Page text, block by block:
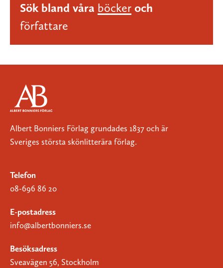
Sök bland våra böcker och
författare
Albert Bonniers Förlag grundades 1837 och är
Sveriges största skönlitterära förlag.
Telefon
08-696 86 20
E-postadress
info@albertbonniers.se
Besöksadress
Sveavägen 56, Stockholm